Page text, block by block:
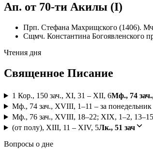
Ап. от 70-ти Акилы (I)
Прп. Стефана Махрищского (1406).
Сщмч. Константина Богоявленского
Чтения дня
Священное Писание
1 Кор., 150 зач., XI, 31 – XII, 6Мф., 74
Мф., 74 зач., XVIII, 1–11 – за
Мф., 76 зач., XVIII, 18–22; XIX, 1–2, 13–15
(от полу), XIII, 11 – XIV, 5Лк., 51 зач
Вопросы о дне